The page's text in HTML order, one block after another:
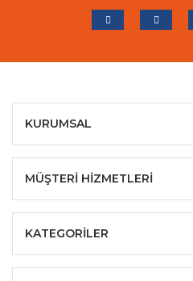
KURUMSAL
MÜŞTERİ HİZMETLERİ
KATEGORİLER